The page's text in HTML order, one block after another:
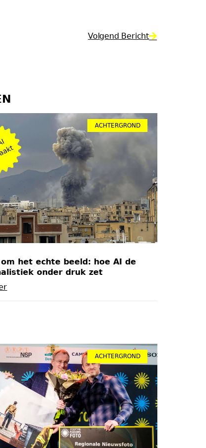
Volgend Bericht
ACHTERGROND
het echte beeld: hoe AI de
onder druk zet
ACHTERGROND